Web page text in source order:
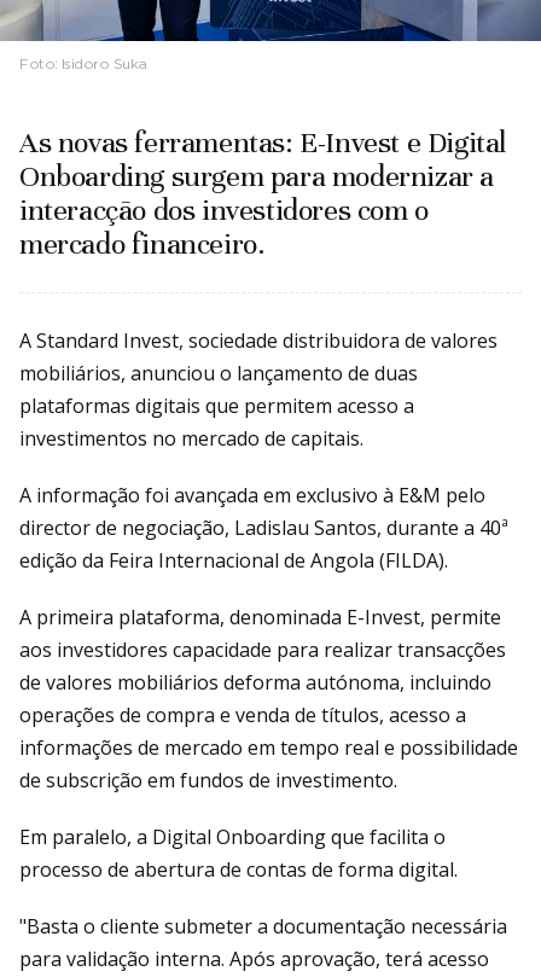
Foto: Isidoro Suka
As novas ferramentas: E-Invest e Digital
Onboarding surgem para modernizar a
interacção dos investidores com o
mercado financeiro.
A Standard Invest, sociedade distribuidora de valores
mobiliários, anunciou o lançamento de duas
plataformas digitais que permitem acesso a
investimentos no mercado de capitais.
A informação foi avançada em exclusivo à E&M pelo
director de negociação, Ladislau Santos, durante a 40ª
edição da Feira Internacional de Angola (FILDA).
A primeira plataforma, denominada E-Invest, permite
aos investidores capacidade para realizar transacções
de valores mobiliários deforma autónoma, incluindo
operações de compra e venda de títulos, acesso a
informações de mercado em tempo real e possibilidade
de subscrição em fundos de investimento.
Em paralelo, a Digital Onboarding que facilita o
processo de abertura de contas de forma digital.
"Basta o cliente submeter a documentação necessária
para validação interna. Após aprovação, terá acesso